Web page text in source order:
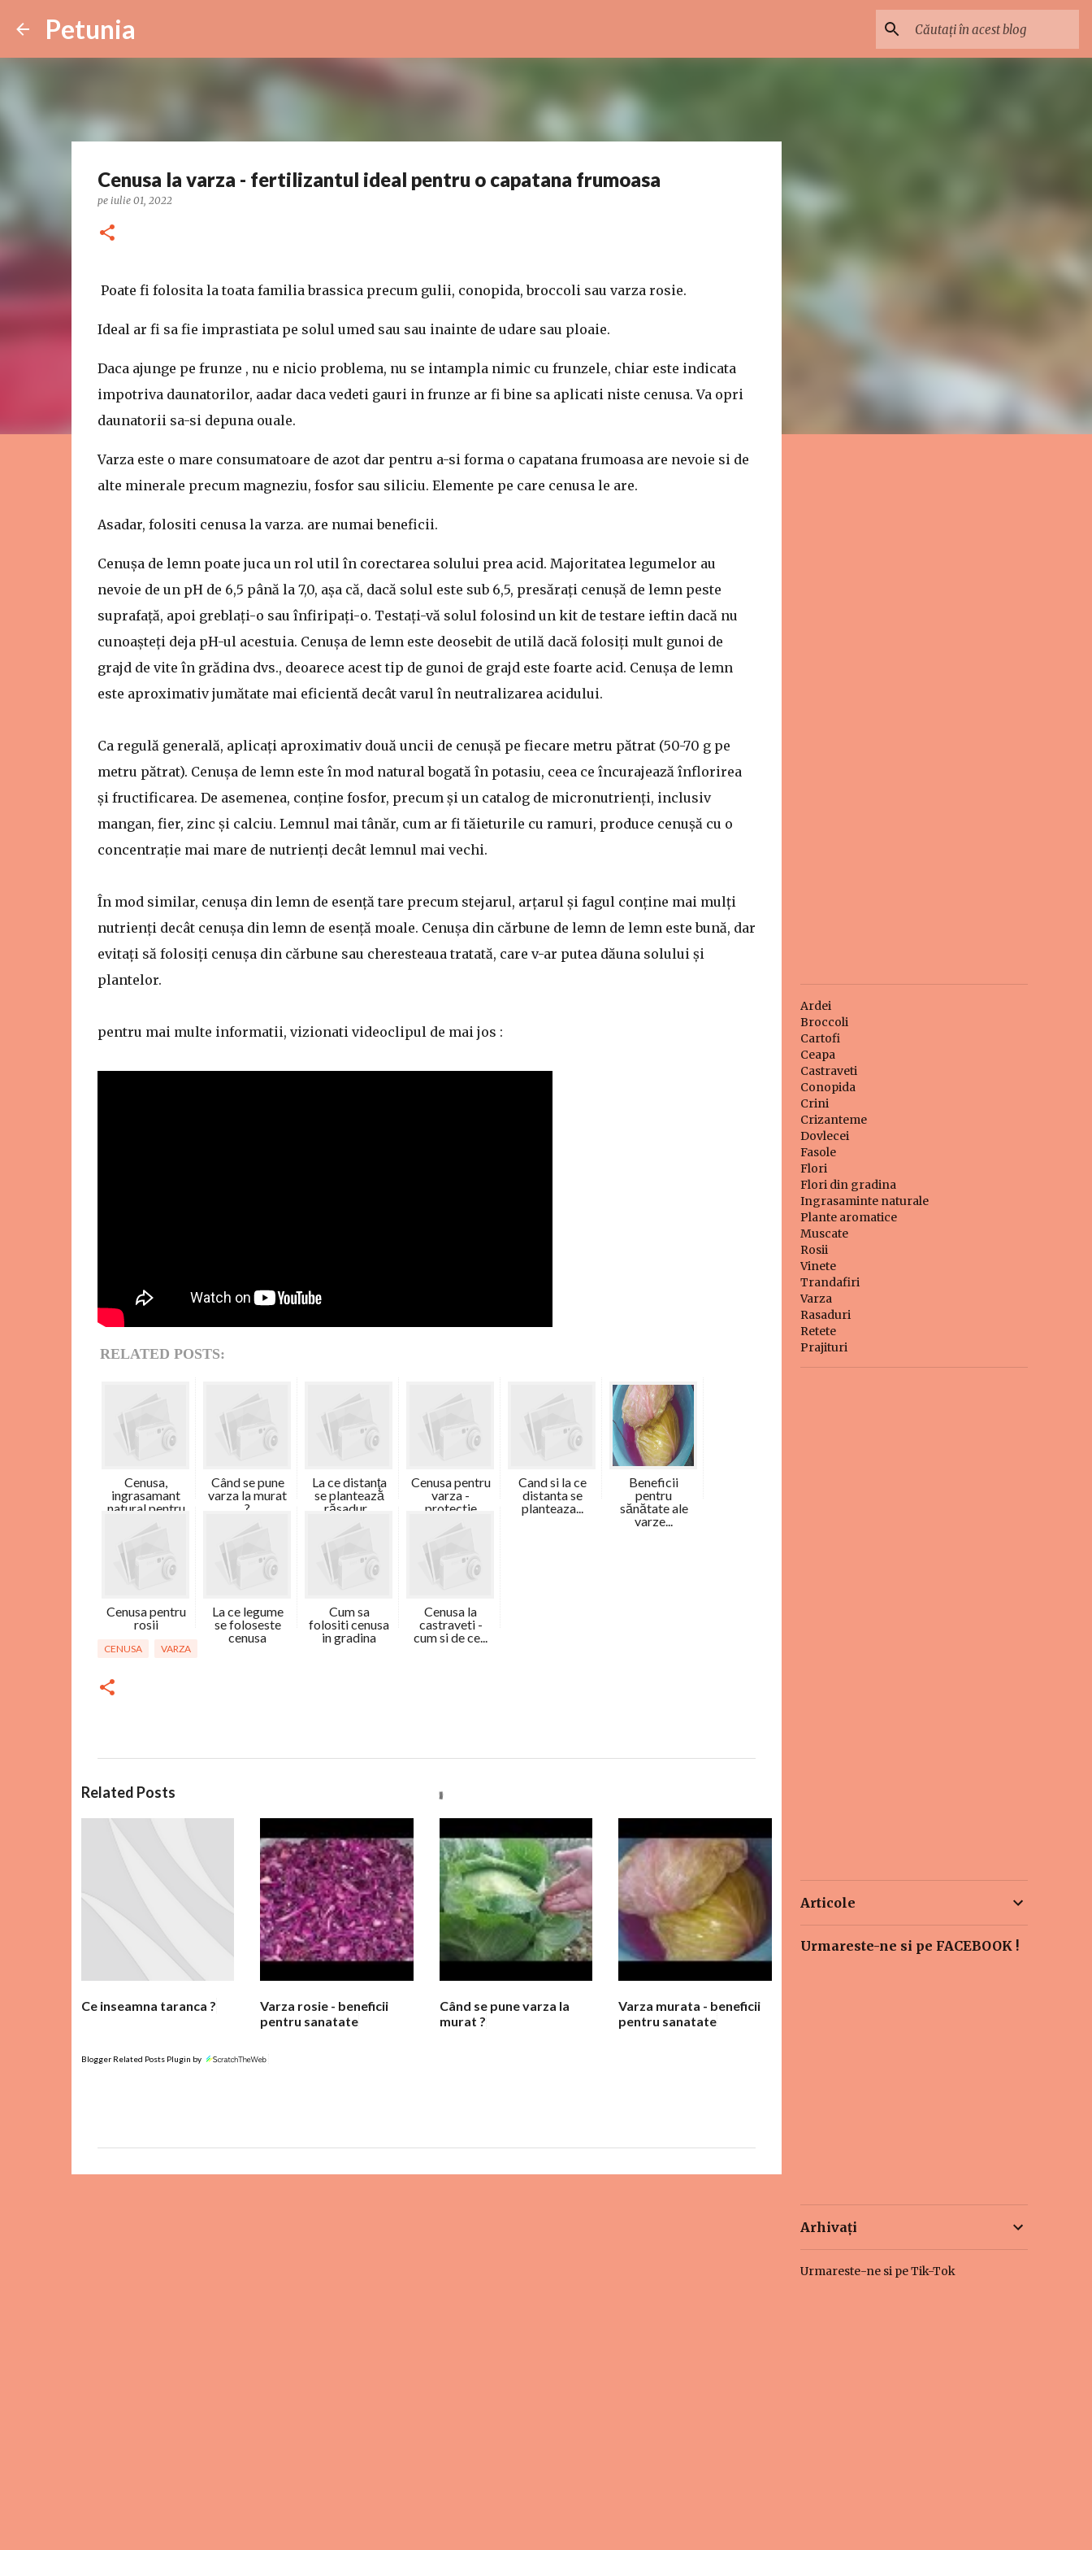
Petunia
Cenusa la varza - fertilizantul ideal pentru o capatana frumoasa
pe iulie 01, 2022
Poate fi folosita la toata familia brassica precum gulii, conopida, broccoli sau varza rosie.
Ideal ar fi sa fie imprastiata pe solul umed sau sau inainte de udare sau ploaie.
Daca ajunge pe frunze , nu e nicio problema, nu se intampla nimic cu frunzele, chiar este indicata
impotriva daunatorilor, aadar daca vedeti gauri in frunze ar fi bine sa aplicati niste cenusa. Va opri
daunatorii sa-si depuna ouale.
Varza este o mare consumatoare de azot dar pentru a-si forma o capatana frumoasa are nevoie si de
alte minerale precum magneziu, fosfor sau siliciu. Elemente pe care cenusa le are.
Asadar, folositi cenusa la varza. are numai beneficii.
Cenușa de lemn poate juca un rol util în corectarea solului prea acid. Majoritatea legumelor au
nevoie de un pH de 6,5 până la 7,0, așa că, dacă solul este sub 6,5, presărați cenușă de lemn peste
suprafață, apoi greblați-o sau înfiripați-o. Testați-vă solul folosind un kit de testare ieftin dacă nu
cunoașteți deja pH-ul acestuia. Cenușa de lemn este deosebit de utilă dacă folosiți mult gunoi de
grajd de vite în grădina dvs., deoarece acest tip de gunoi de grajd este foarte acid. Cenușa de lemn
este aproximativ jumătate mai eficientă decât varul în neutralizarea acidului.
Ca regulă generală, aplicați aproximativ două uncii de cenușă pe fiecare metru pătrat (50-70 g pe
metru pătrat). Cenușa de lemn este în mod natural bogată în potasiu, ceea ce încurajează înflorirea
și fructificarea. De asemenea, conține fosfor, precum și un catalog de micronutrienți, inclusiv
mangan, fier, zinc și calciu. Lemnul mai tânăr, cum ar fi tăieturile cu ramuri, produce cenușă cu o
concentrație mai mare de nutrienți decât lemnul mai vechi.
În mod similar, cenușa din lemn de esență tare precum stejarul, arțarul și fagul conține mai mulți
nutrienți decât cenușa din lemn de esență moale. Cenușa din cărbune de lemn de lemn este bună, dar
evitați să folosiți cenușa din cărbune sau cheresteaua tratată, care v-ar putea dăuna solului și
plantelor.
pentru mai multe informatii, vizionati videoclipul de mai jos :
RELATED POSTS:
Cenusa,
ingrasamant
natural pentru
Când se pune
varza la murat
?
La ce distanţa
se plantează
răsadur...
Cenusa pentru
varza -
protectie
Cand si la ce
distanta se
planteaza...
Beneficii
pentru
sănătate ale
varze...
Cenusa pentru
rosii
La ce legume
se foloseste
cenusa
Cum sa
folositi cenusa
in gradina
Cenusa la
castraveti -
cum si de ce...
CENUSA VARZA
Related Posts
Ce inseamna taranca ?
Varza rosie - beneficii
pentru sanatate
Când se pune varza la
murat ?
Varza murata - beneficii
pentru sanatate
Blogger Related Posts Plugin by
C
t
a
Ardei
Broccoli
Cartofi
Ceapa
Castraveti
Conopida
Crini
Crizanteme
Dovlecei
Fasole
Flori
Flori din gradina
Ingrasaminte naturale
Plante aromatice
Muscate
Rosii
Vinete
Trandafiri
Varza
Rasaduri
Retete
Prajituri
Articole
Urmareste-ne si pe FACEBOOK !
Arhivați
Urmareste-ne si pe Tik-Tok